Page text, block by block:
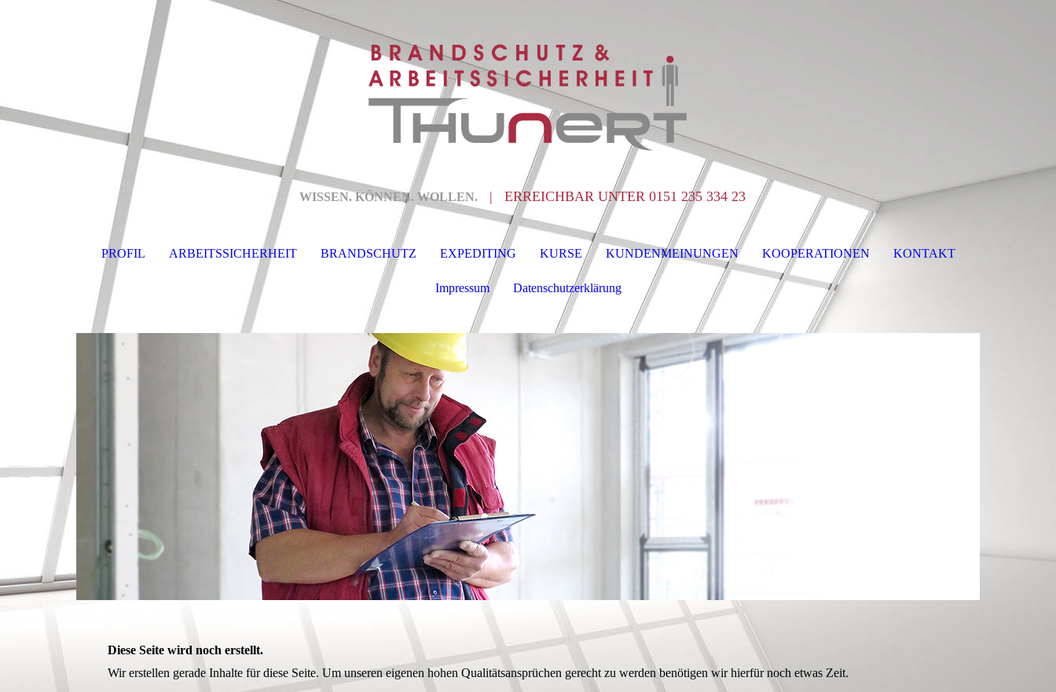
WISSEN. KÖNNEN. WOLLEN. | ERREICHBAR UNTER 0151 235 334 23
PROFIL ARBEITSSICHERHEIT BRANDSCHUTZ EXPEDITING KURSE KUNDENMEINUNGEN KOOPERATIONEN KONTAKT
Impressum Datenschutzerklärung
Diese Seite wird noch erstellt.
Wir erstellen gerade Inhalte für diese Seite. Um unseren eigenen hohen Qualitätsansprüchen gerecht zu werden benötigen wir hierfür noch etwas Zeit.